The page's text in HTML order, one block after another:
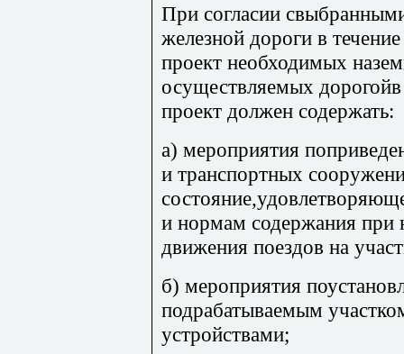
При согласии
железной дороги в
проект необходимых
осуществляемых
проект должен содержать:
а) мероприятия
и транспортных
и нормам содержания при
движения поездов на
б) мероприятия
подрабатываемым
устройствами;